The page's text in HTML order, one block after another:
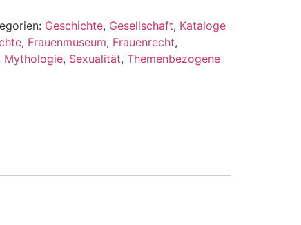
Geschichte, Gesellschaft, Kataloge
, Frauenmuseum, Frauenrecht,
Mythologie, Sexualität, Themenbezogene